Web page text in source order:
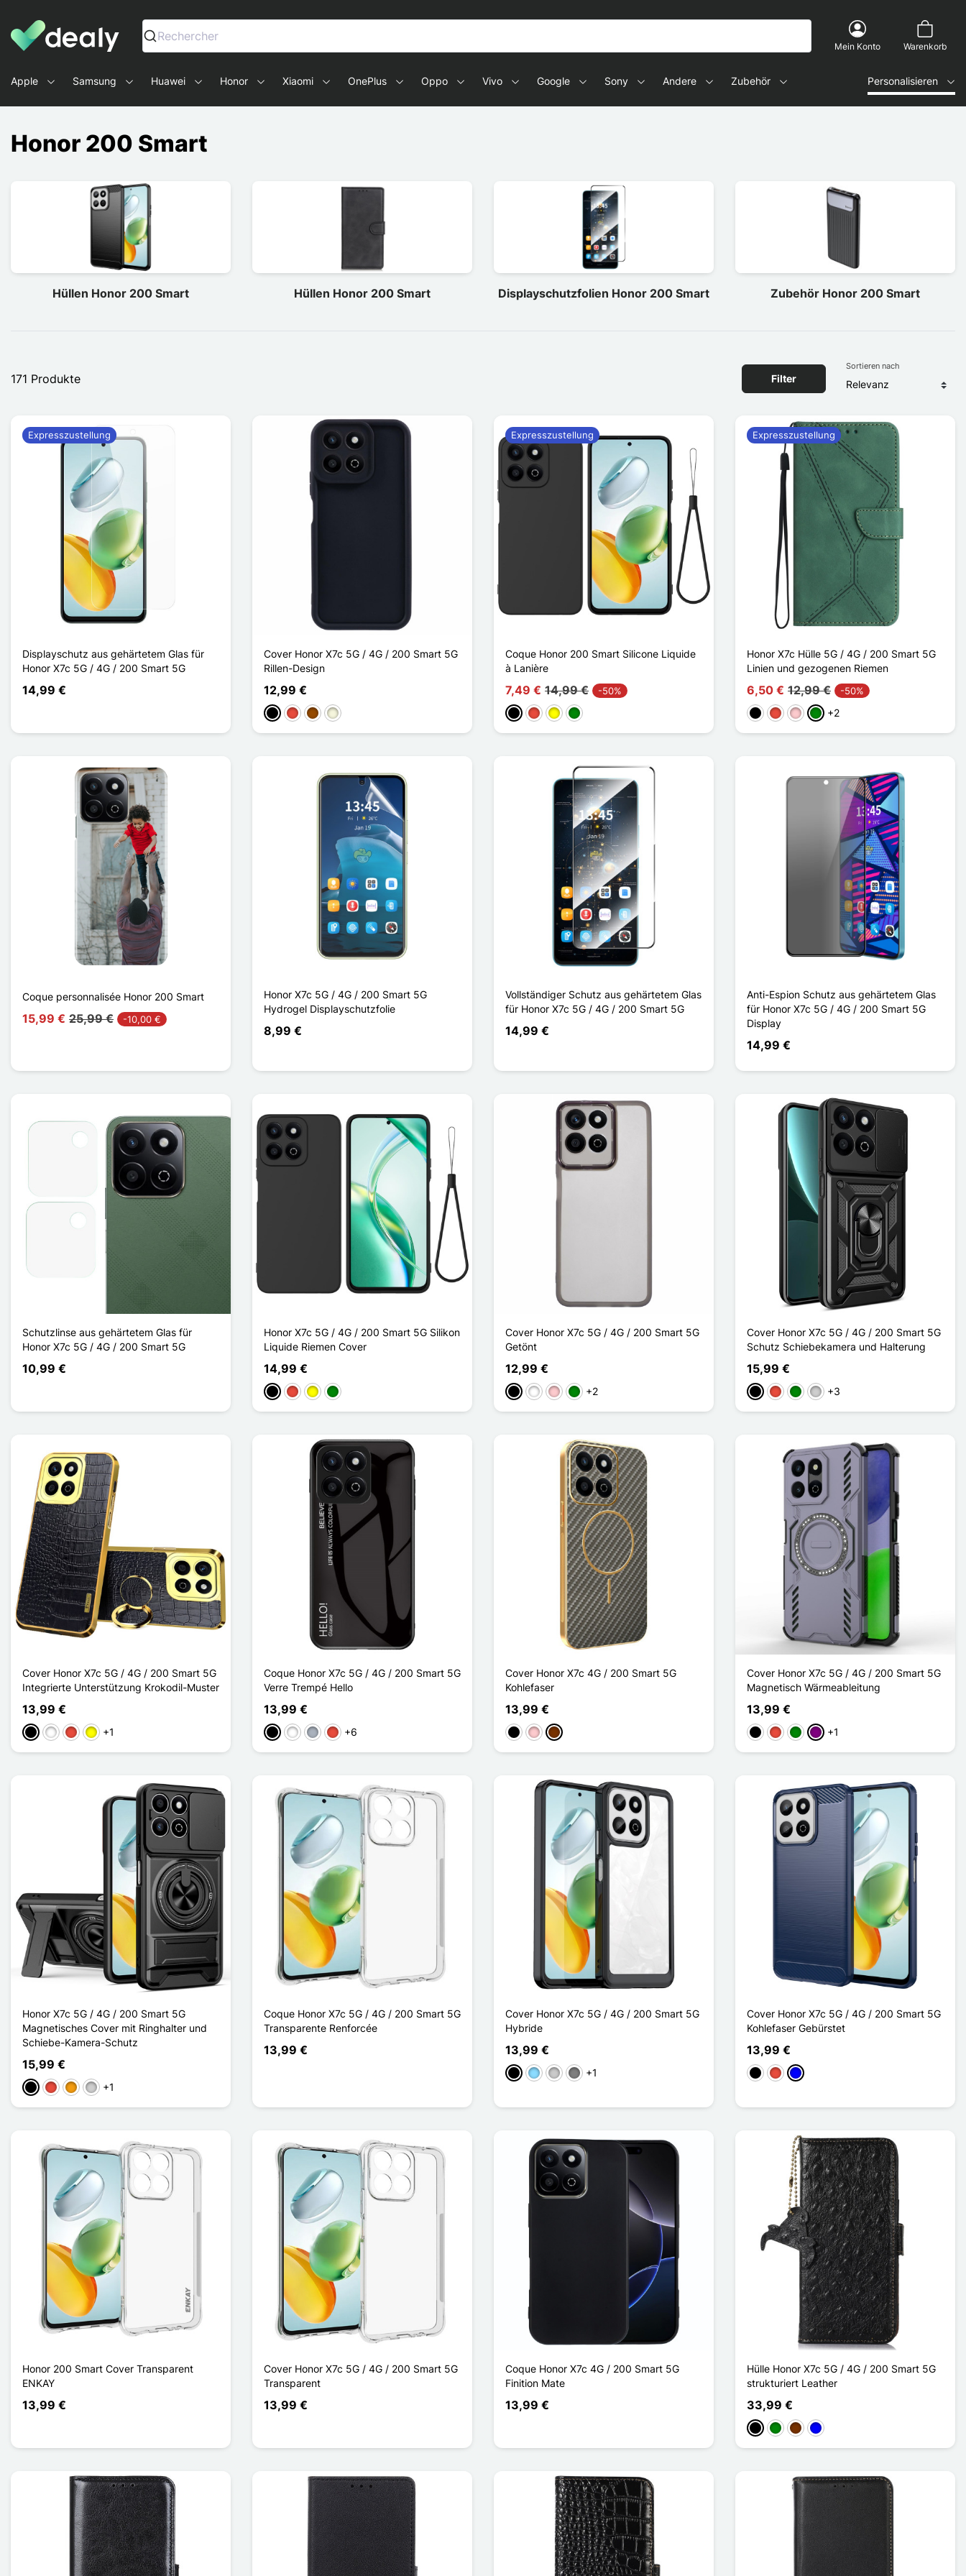
Dealy - Hüllen und Zubehör für Smartphones und Tablets
Rechercher
Mein Konto Warenkorb
Apple Samsung Huawei Honor Xiaomi OnePlus Oppo Vivo Google Sony Andere Zubehör Personalisieren
Honor 200 Smart
Hüllen Honor 200 Smart Hüllen Honor 200 Smart Displayschutzfolien Honor 200 Smart Zubehör Honor 200 Smart
171 Produkte Filter
Sortieren nach
Displayschutz aus gehärtetem Glas für
Honor X7c 5G / 4G / 200 Smart 5G
14,99 €
Expresszustellung
Cover Honor X7c 5G / 4G / 200 Smart 5G
Rillen-Design
12,99 €
Schwarz
Rot BraunBeige
Coque Honor 200 Smart Silicone Liquide
à Lanière
7,49 € 14,99 € -50%
Schwarz
Rot GelbGrün
Expresszustellung
Honor X7c Hülle 5G / 4G / 200 Smart 5G
Linien und gezogenen Riemen
6,50 € 12,99 € -50%
Schwarz
Rot PinkGrün+2
Expresszustellung
Coque personnalisée Honor 200 Smart
15,99 € 25,99 € -10,00 €
Honor X7c 5G / 4G / 200 Smart 5G
Hydrogel Displayschutzfolie
8,99 €
Vollständiger Schutz aus gehärtetem Glas
für Honor X7c 5G / 4G / 200 Smart 5G
14,99 €
Anti-Espion Schutz aus gehärtetem Glas
für Honor X7c 5G / 4G / 200 Smart 5G
Display
14,99 €
Schutzlinse aus gehärtetem Glas für
Honor X7c 5G / 4G / 200 Smart 5G
10,99 €
Honor X7c 5G / 4G / 200 Smart 5G Silikon
Liquide Riemen Cover
14,99 €
Schwarz
Rot GelbGrün
Cover Honor X7c 5G / 4G / 200 Smart 5G
Getönt
12,99 €
Schwarz
WeißPinkGrün+2
Cover Honor X7c 5G / 4G / 200 Smart 5G
Schutz Schiebekamera und Halterung
15,99 €
Schwarz
Rot GrünSilber
+3
Cover Honor X7c 5G / 4G / 200 Smart 5G
Integrierte Unterstützung Krokodil-Muster
13,99 €
Schwarz
WeißRot Gelb+1
Coque Honor X7c 5G / 4G / 200 Smart 5G
Verre Trempé Hello
13,99 €
Schwarz
WeißGrauRot +6
Cover Honor X7c 4G / 200 Smart 5G
Kohlefaser
13,99 €
Schwarz
PinkKaffee
Cover Honor X7c 5G / 4G / 200 Smart 5G
Magnetisch Wärmeableitung
13,99 €
Schwarz
Rot GrünViolett
+1
Honor X7c 5G / 4G / 200 Smart 5G
Magnetisches Cover mit Ringhalter und
Schiebe-Kamera-Schutz
15,99 €
Schwarz
Rot OrangeSilber
+1
Coque Honor X7c 5G / 4G / 200 Smart 5G
Transparente Renforcée
13,99 €
Cover Honor X7c 5G / 4G / 200 Smart 5G
Hybride
13,99 €
Schwarz
HellblauTransparent
Gris Transparent
+1
Cover Honor X7c 5G / 4G / 200 Smart 5G
Kohlefaser Gebürstet
13,99 €
Schwarz
Rot Blau
Honor 200 Smart Cover Transparent
ENKAY
13,99 €
Cover Honor X7c 5G / 4G / 200 Smart 5G
Transparent
13,99 €
Coque Honor X7c 4G / 200 Smart 5G
Finition Mate
13,99 €
Hülle Honor X7c 5G / 4G / 200 Smart 5G
strukturiert Leather
33,99 €
Schwarz
GrünKaffee
Blau